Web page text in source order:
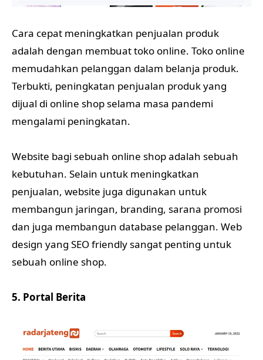
Cara cepat meningkatkan penjualan produk
adalah dengan membuat toko online. Toko online
memudahkan pelanggan dalam belanja produk.
Terbukti, peningkatan penjualan produk yang
dijual di online shop selama masa pandemi
mengalami peningkatan.
Website bagi sebuah online shop adalah sebuah
kebutuhan. Selain untuk meningkatkan
penjualan, website juga digunakan untuk
membangun jaringan, branding, sarana promosi
dan juga membangun database pelanggan. Web
design yang SEO friendly sangat penting untuk
sebuah online shop.
5. Portal Berita